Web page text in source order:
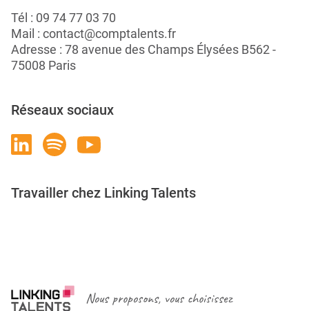
Tél : 09 74 77 03 70
Mail : contact@comptalents.fr
Adresse : 78 avenue des Champs Élysées B562 -
75008 Paris
Réseaux sociaux
Travailler chez Linking Talents
Nous proposons, vous choisissez